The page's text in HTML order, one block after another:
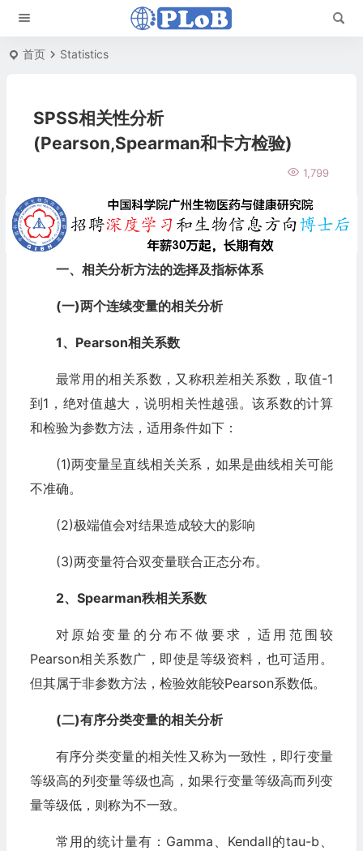
首页 Statistics
SPSS相关性分析
(Pearson,Spearman和卡方检验)
1,799
一、相关分析方法的选择及指标体系
(一)两个连续变量的相关分析
1、Pearson相关系数
最常用的相关系数，又称积差相关系数，取值-1
到1，绝对值越大，说明相关性越强。该系数的计算
和检验为参数方法，适用条件如下：
(1)两变量呈直线相关关系，如果是曲线相关可能
不准确。
(2)极端值会对结果造成较大的影响
(3)两变量符合双变量联合正态分布。
2、Spearman秩相关系数
对原始变量的分布不做要求，适用范围较
Pearson相关系数广，即使是等级资料，也可适用。
但其属于非参数方法，检验效能较Pearson系数低。
(二)有序分类变量的相关分析
有序分类变量的相关性又称为一致性，即行变量
等级高的列变量等级也高，如果行变量等级高而列变
量等级低，则称为不一致。
常用的统计量有：Gamma、Kendall的tau-b、